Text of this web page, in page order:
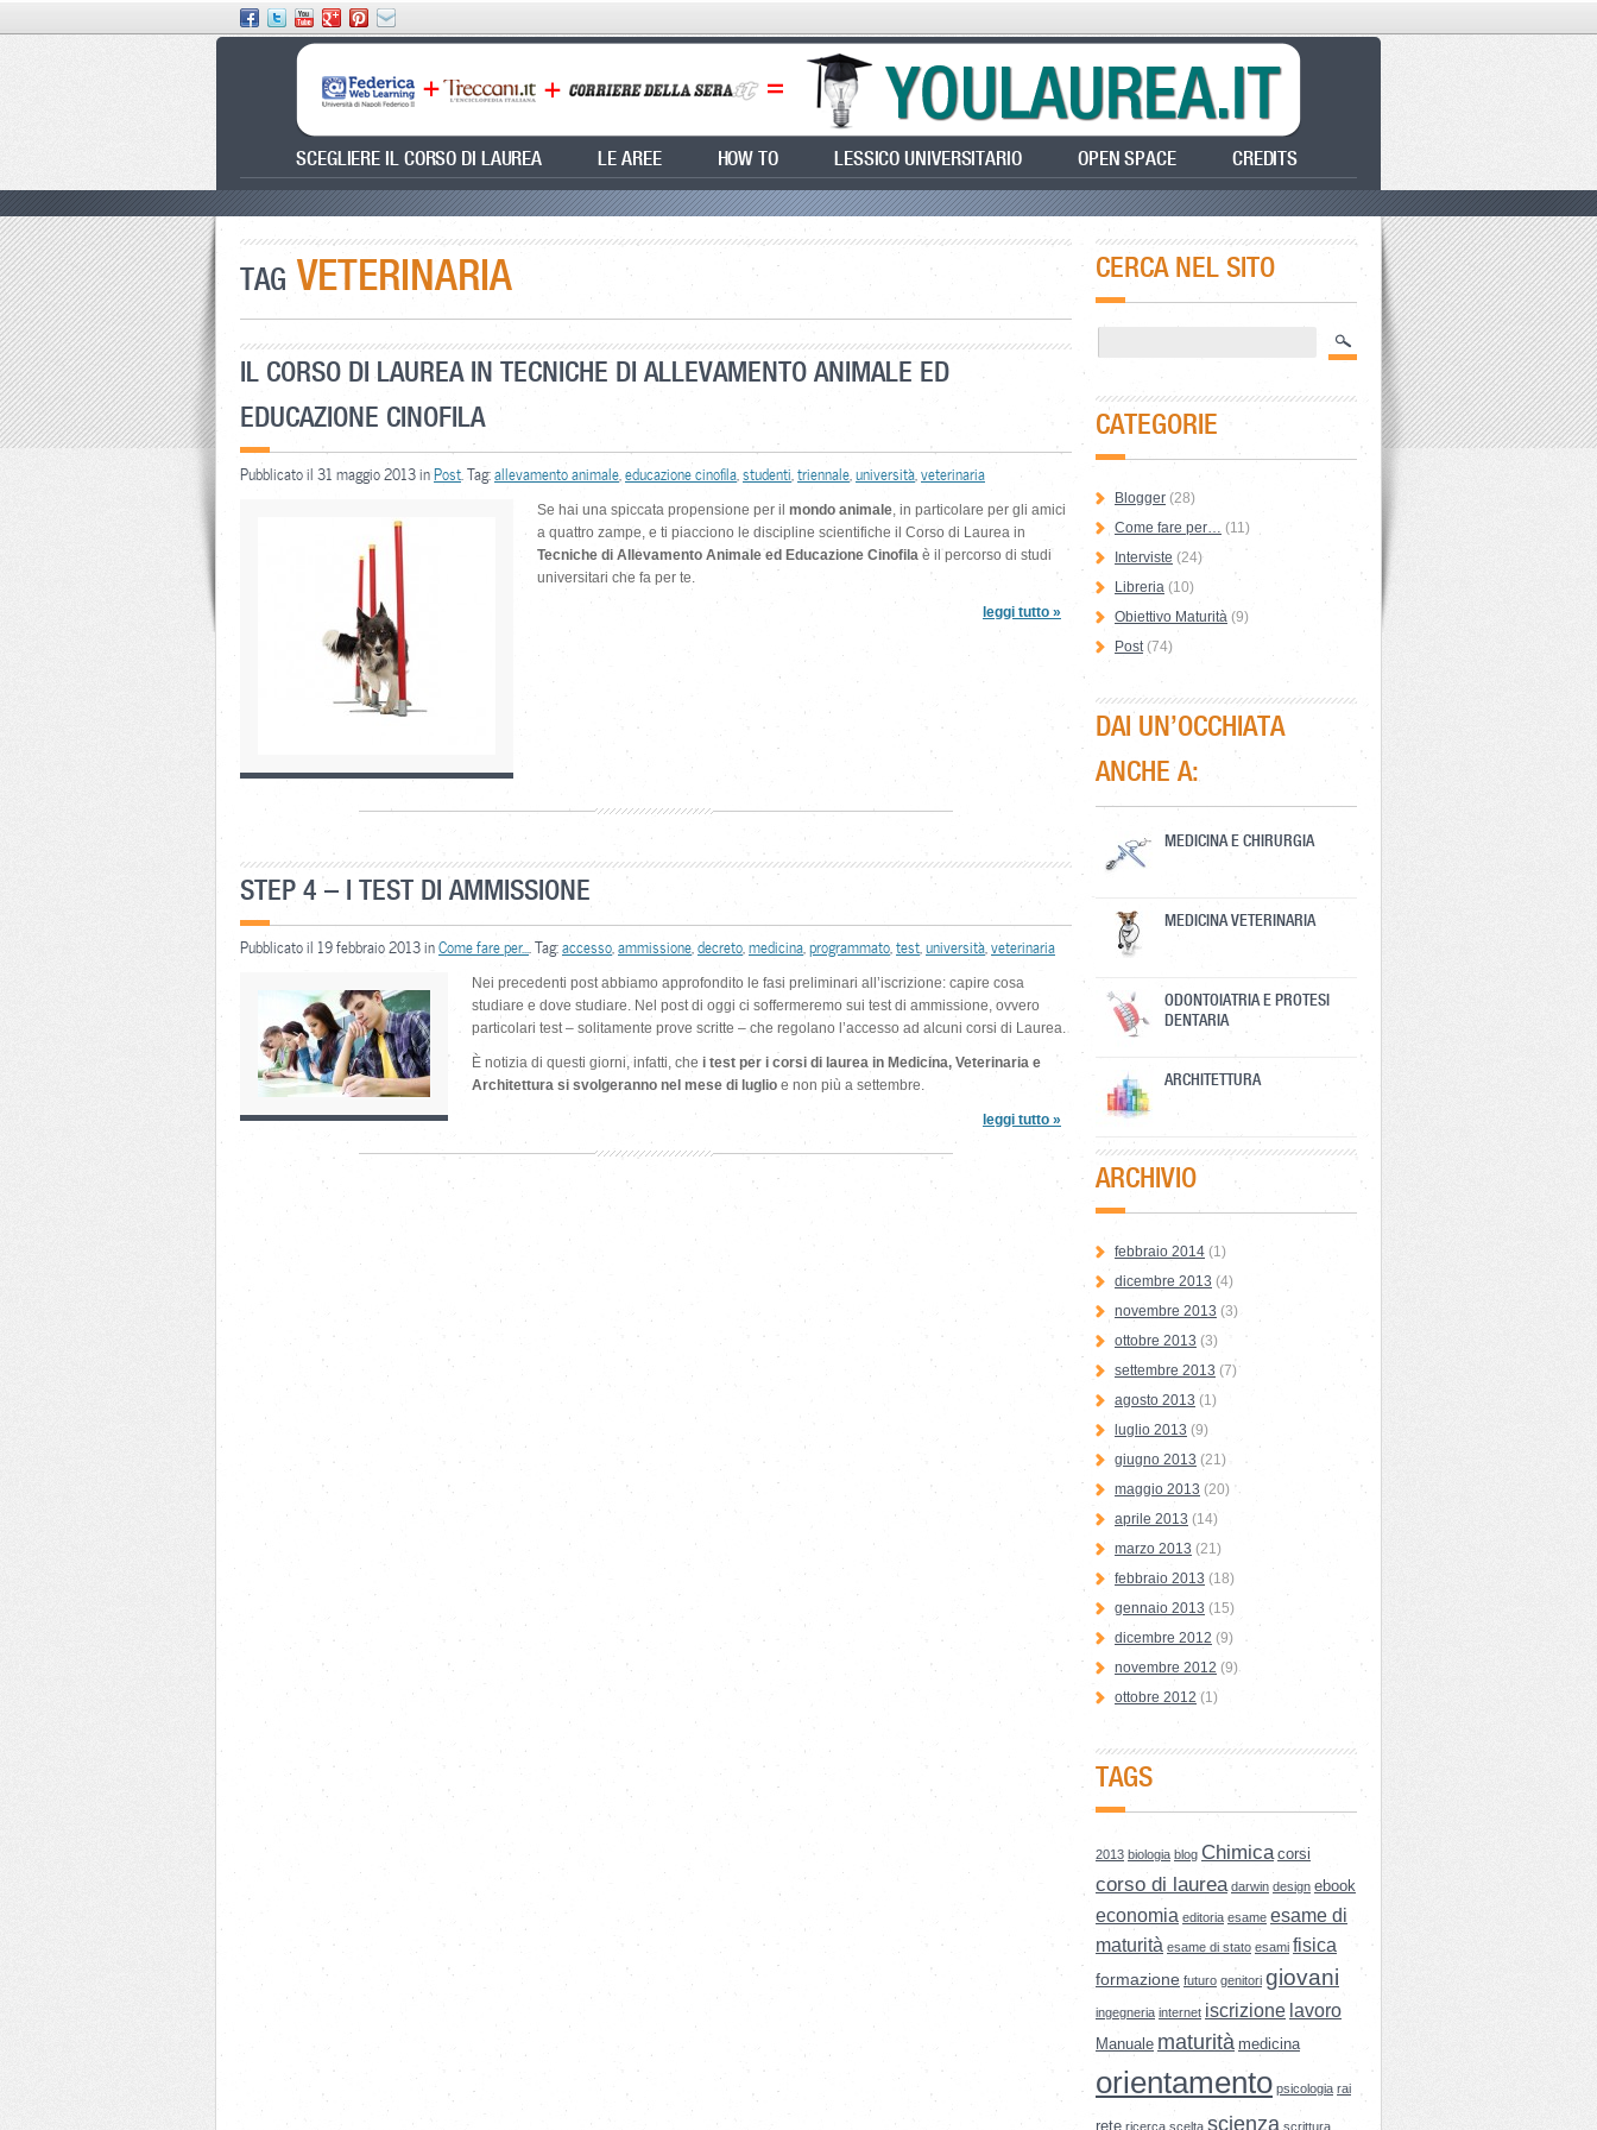
SCEGLIERE IL CORSO DI LAUREA LE AREE HOW TO LESSICO UNIVERSITARIO OPEN SPACE CREDITS
TAG VETERINARIA
IL CORSO DI LAUREA IN TECNICHE DI ALLEVAMENTO ANIMALE ED
EDUCAZIONE CINOFILA
Pubblicato il 31 maggio 2013 inPost . Tag:allevamento animale educazione cinofila studenti triennale università veterinaria
Se hai una spiccata propensione per il mondo animale, in particolare per gli amici
a quattro zampe, e ti piacciono le discipline scientifiche il Corso di Laurea in
Tecniche di Allevamento Animale ed Educazione Cinofila è il percorso di studi
universitari che fa per te.
leggi tutto »
STEP 4 – I TEST DI AMMISSIONE
Pubblicato il 19 febbraio 2013 inCome fare per... . Tag:accesso ammissione decreto medicina programmato test università veterinaria
Nei precedenti post abbiamo approfondito le fasi preliminari all’iscrizione: capire cosa
studiare e dove studiare. Nel post di oggi ci soffermeremo sui test di ammissione, ovvero
particolari test – solitamente prove scritte – che regolano l’accesso ad alcuni corsi di Laurea.
È notizia di questi giorni, infatti, che i test per i corsi di laurea in Medicina, Veterinaria e
Architettura si svolgeranno nel mese di luglio e non più a settembre.
leggi tutto »
CERCA NEL SITO
CATEGORIE
Blogger (28)
Come fare per… (11)
Interviste (24)
Libreria (10)
Obiettivo Maturità (9)
Post(74)
DAI UN’OCCHIATA
ANCHE A:
MEDICINA E CHIRURGIA
MEDICINA VETERINARIA
ODONTOIATRIA E PROTESI
DENTARIA
ARCHITETTURA
ARCHIVIO
febbraio 2014 (1)
dicembre 2013 (4)
novembre 2013 (3)
ottobre 2013 (3)
settembre 2013 (7)
agosto 2013 (1)
luglio 2013 (9)
giugno 2013 (21)
maggio 2013 (20)
aprile 2013 (14)
marzo 2013 (21)
febbraio 2013 (18)
gennaio 2013 (15)
dicembre 2012 (9)
novembre 2012 (9)
ottobre 2012 (1)
TAGS
2013 biologia blog Chimica corsi
corso di laurea darwin design ebook
economia editoria esame esame di
maturità esame di stato esami fisica
formazione futuro genitori giovani
ingegneria internet iscrizione lavoro
Manuale maturità medicina
orientamento psicologia rai
rete ricerca scelta scienza scrittura